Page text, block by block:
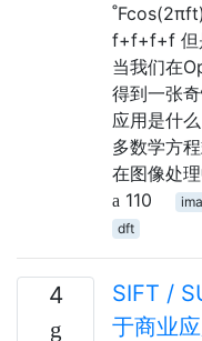
f+f+f+f 但
当我们在
得到一张
应用是什
多数学方
在图像处
110
dft
4
SIFT /
于商业